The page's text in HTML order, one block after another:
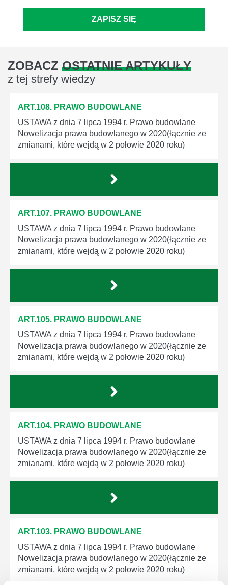
ZAPISZ SIĘ
ZOBACZ OSTATNIE ARTYKUŁY
z tej strefy wiedzy
ART.108. PRAWO BUDOWLANE
USTAWA z dnia 7 lipca 1994 r. Prawo budowlane
Nowelizacja prawa budowlanego w 2020(łącznie ze
zmianami, które wejdą w 2 połowie 2020 roku)
ART.107. PRAWO BUDOWLANE
USTAWA z dnia 7 lipca 1994 r. Prawo budowlane
Nowelizacja prawa budowlanego w 2020(łącznie ze
zmianami, które wejdą w 2 połowie 2020 roku)
ART.105. PRAWO BUDOWLANE
USTAWA z dnia 7 lipca 1994 r. Prawo budowlane
Nowelizacja prawa budowlanego w 2020(łącznie ze
zmianami, które wejdą w 2 połowie 2020 roku)
ART.104. PRAWO BUDOWLANE
USTAWA z dnia 7 lipca 1994 r. Prawo budowlane
Nowelizacja prawa budowlanego w 2020(łącznie ze
zmianami, które wejdą w 2 połowie 2020 roku)
ART.103. PRAWO BUDOWLANE
USTAWA z dnia 7 lipca 1994 r. Prawo budowlane
Nowelizacja prawa budowlanego w 2020(łącznie ze
zmianami, które wejdą w 2 połowie 2020 roku)